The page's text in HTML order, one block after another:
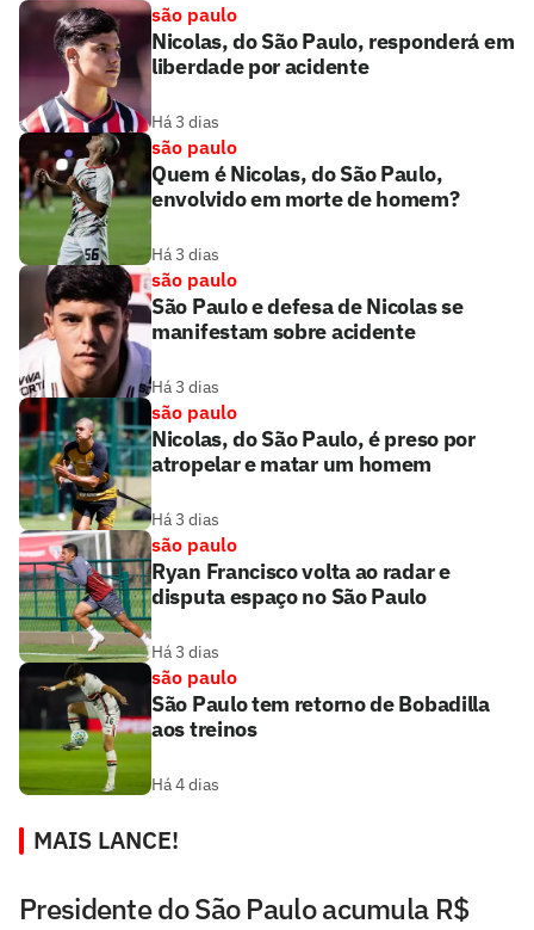
são paulo
Nicolas, do São Paulo, responderá em
liberdade por acidente
Há 3 dias
são paulo
Quem é Nicolas, do São Paulo,
envolvido em morte de homem?
Há 3 dias
são paulo
São Paulo e defesa de Nicolas se
manifestam sobre acidente
Há 3 dias
são paulo
Nicolas, do São Paulo, é preso por
atropelar e matar um homem
Há 3 dias
são paulo
Ryan Francisco volta ao radar e
disputa espaço no São Paulo
Há 3 dias
são paulo
São Paulo tem retorno de Bobadilla
aos treinos
Há 4 dias
MAIS LANCE!
Presidente do São Paulo acumula R$